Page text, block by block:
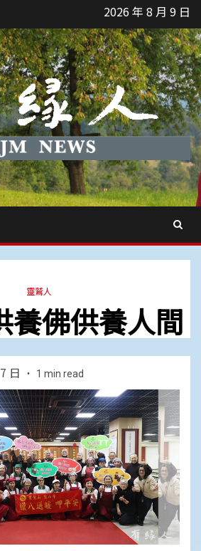
2026 年 8 月 9 日
靈鷲人
養佛供養人間
日 1 min read